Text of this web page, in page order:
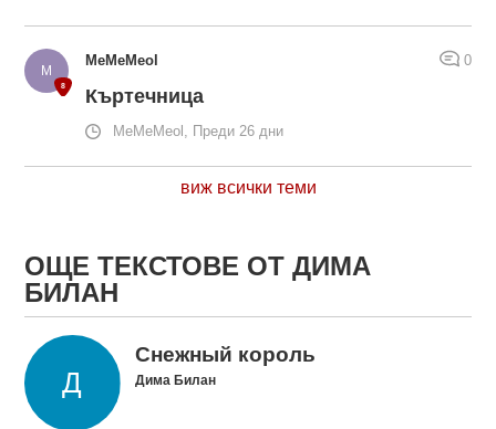
MeMeMeol 0
Къртечница
MeMeMeol, Преди 26 дни
виж всички теми
ОЩЕ ТЕКСТОВЕ ОТ ДИМА
БИЛАН
Снежный король
Дима Билан